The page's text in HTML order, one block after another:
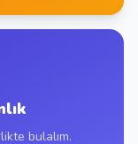
bulalım.